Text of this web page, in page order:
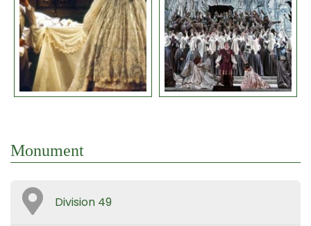
Monument
Division 49